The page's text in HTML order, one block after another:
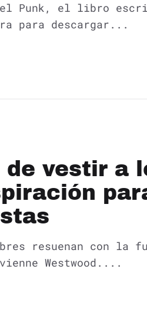
Punk, el libro
para descargar...
de vestir a
resuenan con la
Westwood....